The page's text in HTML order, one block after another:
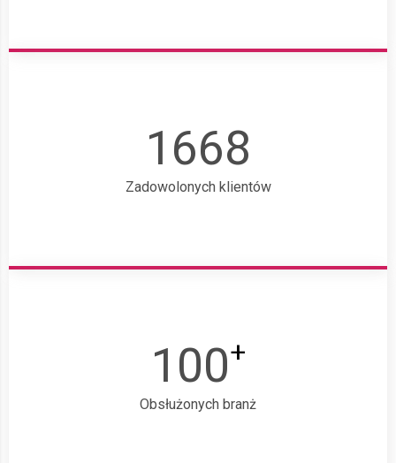
1668
Zadowolonych klientów
100+
Obsłużonych branż